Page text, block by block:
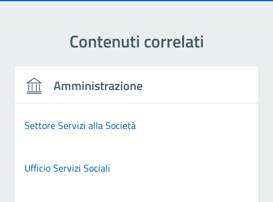
Contenuti correlati
Amministrazione
Settore Servizi alla Società
Ufficio Servizi Sociali